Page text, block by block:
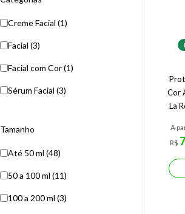
Creme Facial (1)
Facial (3)
Facial com Cor (1)
Sérum Facial (3)
Tamanho
Até 50 ml (48)
50 a 100 ml (11)
100 a 200 ml (3)
Cor
La
A
R$